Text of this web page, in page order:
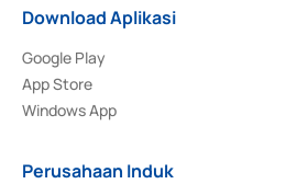
Download Aplikasi
Google Play
App Store
Windows App
Perusahaan Induk